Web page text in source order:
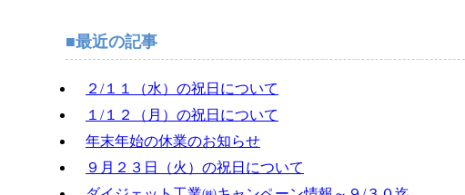
最近の記事
２/１１（水）の祝日について
１/１２（月）の祝日について
年末年始の休業のお知らせ
９月２３日（火）の祝日について